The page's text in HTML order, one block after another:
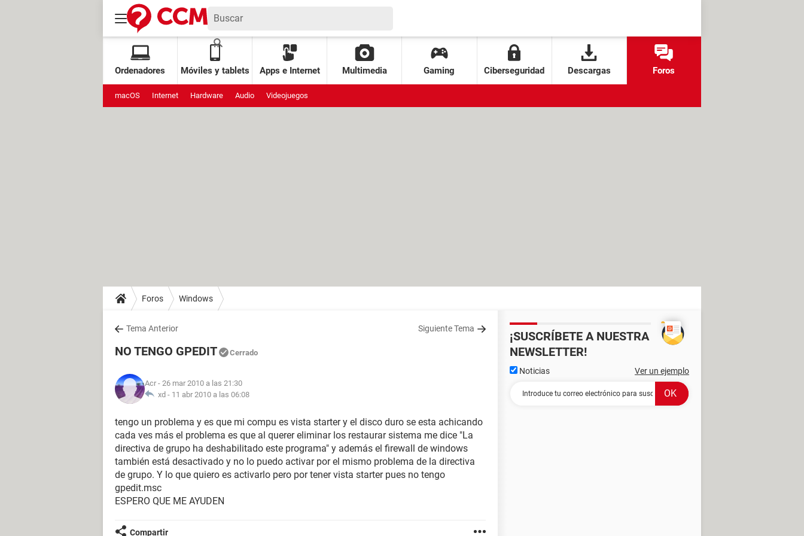
Ordenadores Móviles y tablets Apps e Internet Multimedia Gaming Ciberseguridad Descargas Foros
macOS Internet Hardware Audio Videojuegos
Foros Windows
Tema Anterior Siguiente Tema
NO TENGO GPEDIT Cerrado
Acr - 26 mar 2010 a las 21:30
xd - 11 abr 2010 a las 06:08
tengo un problema y es que mi compu es vista starter y el disco duro se esta achicando
cada ves más el problema es que al querer eliminar los restaurar sistema me dice "La
directiva de grupo ha deshabilitado este programa" y además el firewall de windows
también está desactivado y no lo puedo activar por el mismo problema de la directiva
de grupo. Y lo que quiero es activarlo pero por tener vista starter pues no tengo
gpedit.msc
ESPERO QUE ME AYUDEN
Compartir
¡SUSCRÍBETE A NUESTRA
NEWSLETTER!
Noticias Ver un ejemplo